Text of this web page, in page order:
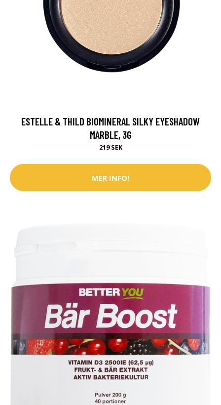
ESTELLE & THILD BIOMINERAL SILKY EYESHADOW
MARBLE, 3G
219 SEK
MER INFO!